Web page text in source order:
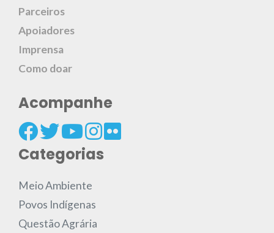
Parceiros
Apoiadores
Imprensa
Como doar
Acompanhe
Categorias
Meio Ambiente
Povos Indígenas
Questão Agrária